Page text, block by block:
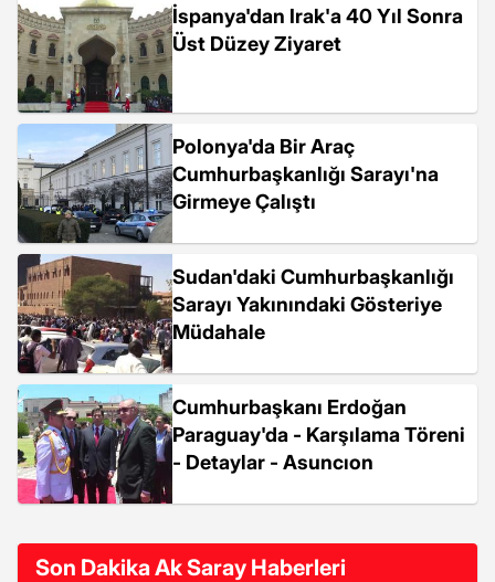
İspanya'dan Irak'a 40 Yıl Sonra
Üst Düzey Ziyaret
Polonya'da Bir Araç
Cumhurbaşkanlığı Sarayı'na
Girmeye Çalıştı
Sudan'daki Cumhurbaşkanlığı
Sarayı Yakınındaki Gösteriye
Müdahale
Cumhurbaşkanı Erdoğan
Paraguay'da - Karşılama Töreni
- Detaylar - Asuncıon
Son Dakika Ak Saray Haberleri